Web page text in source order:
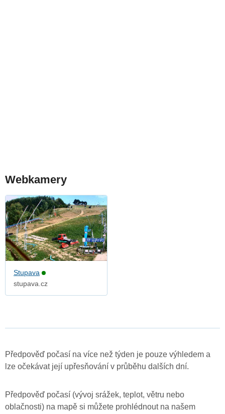
Webkamery
Stupava
stupava.cz
Předpověď počasí na více než týden je pouze výhledem a
lze očekávat její upřesňování v průběhu dalších dní.
Předpověď počasí (vývoj srážek, teplot, větru nebo
oblačnosti) na mapě si můžete prohlédnout na našem